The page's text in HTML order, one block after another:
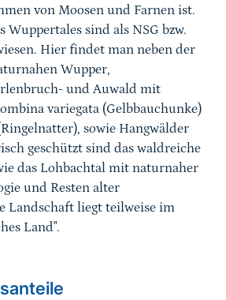
von Moosen und Farnen ist.
Wuppertales sind als NSG bzw.
Hier findet man neben der
Wupper,
und Auwald mit
variegata (Gelbbauchunke)
sowie Hangwälder
geschützt sind das waldreiche
das Lohbachtal mit naturnaher
und Resten alter
Landschaft liegt teilweise im
Land".